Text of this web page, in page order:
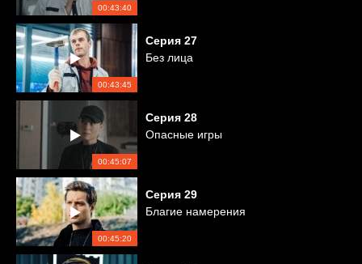
00:43:40
00:43:45
Серия 27
Без лица
00:45:07
Серия 28
Опасные игры
00:45:20
Серия 29
Благие намерения